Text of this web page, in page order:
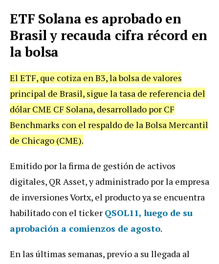
ETF Solana es aprobado en
Brasil y recauda cifra récord en
la bolsa
El ETF, que cotiza en B3, la bolsa de valores
principal de Brasil, sigue la tasa de referencia del
dólar CME CF Solana, desarrollado por CF
Benchmarks con el respaldo de la Bolsa Mercantil
de Chicago (CME).
Emitido por la firma de gestión de activos
digitales, QR Asset, y administrado por la empresa
de inversiones Vortx, el producto ya se encuentra
habilitado con el ticker QSOL11, luego de su
aprobación a comienzos de agosto.
En las últimas semanas, previo a su llegada al